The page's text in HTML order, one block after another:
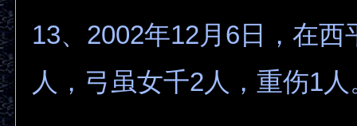
13、2002年12月6日，在西
人，弓虽女千2人，重伤1人